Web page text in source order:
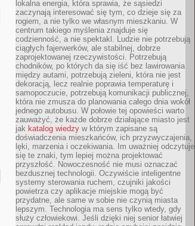
lokalna energia, która sprawia, że sąsiedzi
zaczynają interesować się tym, co dzieje się za
rogiem, a nie tylko we własnym mieszkaniu. W
centrum takiego myślenia znajduje się
codzienność, a nie spektakl. Ludzie nie potrzebują
ciągłych fajerwerków, ale stabilnej, dobrze
zaprojektowanej rzeczywistości. Potrzebują
chodników, po których da się iść bez lawirowania
między autami, potrzebują zieleni, która nie jest
dekoracją, lecz realnie poprawia temperaturę i
samopoczucie, potrzebują komunikacji publicznej,
która nie zmusza do planowania całego dnia wokół
jednego autobusu. W połowie tej opowieści warto
zauważyć, że każde dobrze działające miasto jest
jak katalog wiedzy w którym zapisane są
doświadczenia mieszkańców, ich przyzwyczajenia,
lęki, marzenia i oczekiwania. Im uważniej odczytuje
się te znaki, tym lepiej można projektować
przyszłość. Nowoczesność nie musi oznaczać
bezdusznej technologii. Oczywiście inteligentne
systemy sterowania ruchem, czujniki jakości
powietrza czy aplikacje miejskie mogą być
przydatne, ale same w sobie nie czynią miasta
lepszym. Technologia ma sens tylko wtedy, gdy
służy człowiekowi. Jeśli dzięki niej senior łatwiej